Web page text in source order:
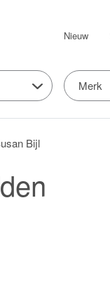
Nieuw
Merk
Bijl